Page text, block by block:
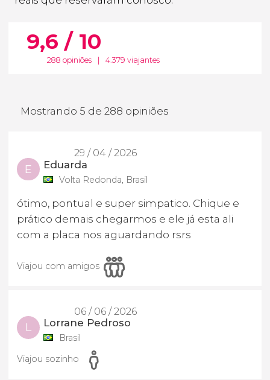
9,6 / 10
288 opiniões 4.379 viajantes
Mostrando 5 de 288 opiniões
29 / 04 / 2026
E Eduarda
Volta Redonda, Brasil
ótimo, pontual e super simpatico. Chique e
prático demais chegarmos e ele já esta ali
com a placa nos aguardando rsrs
Viajou com amigos
06 / 06 / 2026
L Lorrane Pedroso
Brasil
Viajou sozinho